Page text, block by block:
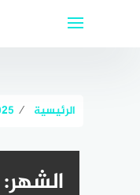
الرئيسية ⁄
الشهر: